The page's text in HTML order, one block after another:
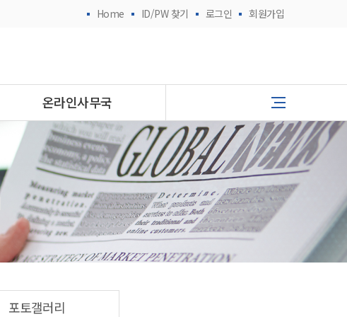
Home ID/PW 찾기 로그인 회원가입
온라인사무국
포토갤러리